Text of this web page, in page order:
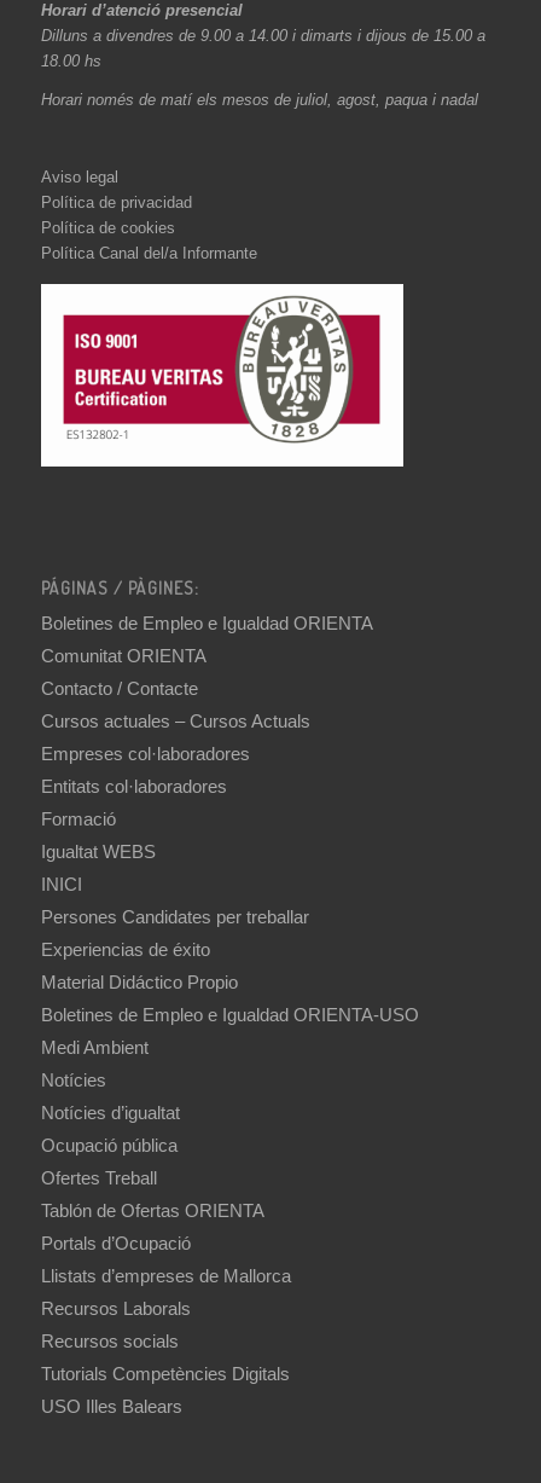
Horari d’atenció presencial
Dilluns a divendres de 9.00 a 14.00 i dimarts i dijous de 15.00 a
18.00 hs
Horari només de matí els mesos de juliol, agost, paqua i nadal
Aviso legal
Política de privacidad
Política de cookies
Política Canal del/a Informante
PÁGINAS / PÀGINES:
Boletines de Empleo e Igualdad ORIENTA
Comunitat ORIENTA
Contacto / Contacte
Cursos actuales – Cursos Actuals
Empreses col·laboradores
Entitats col·laboradores
Formació
Igualtat WEBS
INICI
Persones Candidates per treballar
Experiencias de éxito
Material Didáctico Propio
Boletines de Empleo e Igualdad ORIENTA-USO
Medi Ambient
Notícies
Notícies d’igualtat
Ocupació pública
Ofertes Treball
Tablón de Ofertas ORIENTA
Portals d’Ocupació
Llistats d’empreses de Mallorca
Recursos Laborals
Recursos socials
Tutorials Competències Digitals
USO Illes Balears